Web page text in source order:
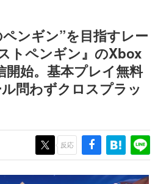
イターの方々に製作時のエピソードをお
はいけない。『赫本』は、〈試験問題〉
ラー小説集です。
ルゲーム市場を担う若きクリエイター達
作家たち
響を受けた作家さんに取材し、ゲームが
ンギン”を目指すレー
トペンギン』のXbox
始。基本プレイ無料
問わずクロスプラッ
反応